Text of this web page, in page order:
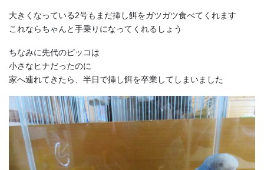
大きくなっている2号もまだ挿し餌をガツガツ食べてくれます
これならちゃんと手乗りになってくれるしょう
ちなみに先代のピッコは
小さなヒナだったのに
家へ連れてきたら、半日で挿し餌を卒業してしまいました